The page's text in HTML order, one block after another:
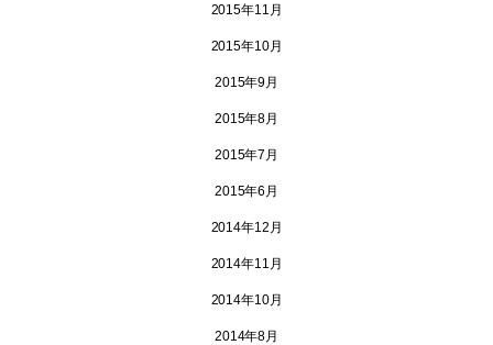
2015年11月
2015年10月
2015年9月
2015年8月
2015年7月
2015年6月
2014年12月
2014年11月
2014年10月
2014年8月